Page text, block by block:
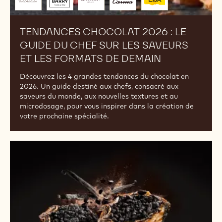
Présenté
GUIDE DU CHEF SUR LES SAVEURS
ET LES FORMATS DE DEMAIN
Découvrez les 4 grandes tendances du chocolat en
2026. Un guide destiné aux chefs, consacré aux
guide
chef
sur
saveurs